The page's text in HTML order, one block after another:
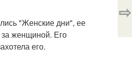
"Женские дни", ее
за женщиной. Его
его.
⇨